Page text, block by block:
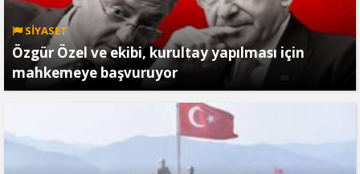
SİYASET
Özgür Özel ve ekibi, kurultay yapılması için
mahkemeye başvuruyor